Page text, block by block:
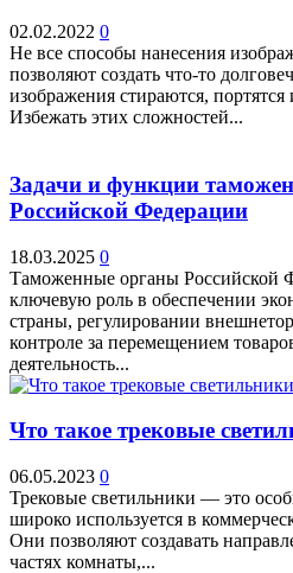
02.02.2022 0
Не все способы нанесения
позволяют создать что-то
изображения стираются,
Избежать этих сложностей...
Задачи и функции
Российской Федерации
18.03.2025 0
Таможенные органы Российской
ключевую роль в обеспечении
страны, регулировании
контроле за перемещением
деятельность...
Что такое трековые
06.05.2023 0
Трековые светильники — это
широко используется в
Они позволяют создавать
частях комнаты,...